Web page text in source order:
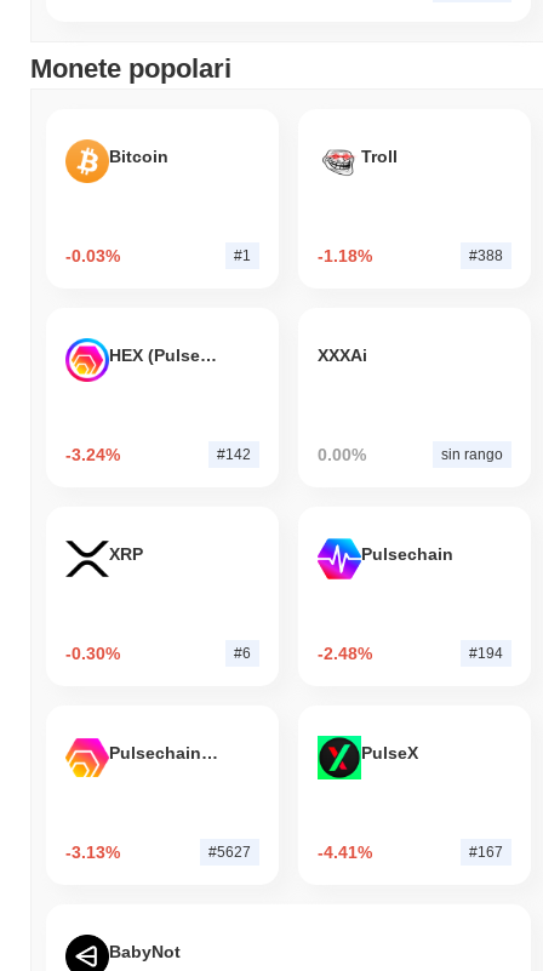
Monete popolari
Bitcoin
-0.03% #1
Troll
-1.18% #388
HEX (Pulsechain)
-3.24% #142
XXXAi
0.00% sin rango
XRP
-0.30% #6
Pulsechain
-2.48% #194
Pulsechain Bridged HEX (Pulsechain)
-3.13% #5627
PulseX
-4.41% #167
BabyNot